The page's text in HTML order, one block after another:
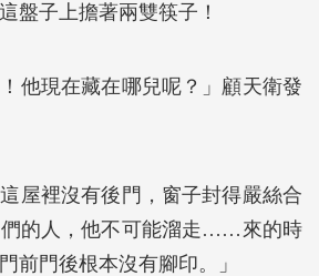
盤子上擔著兩雙筷子！
！他現在藏在哪兒呢？」顧天衛發
屋裡沒有後門，窗子封得嚴絲合
的人，他不可能溜走……來的時
前門後根本沒有腳印。」